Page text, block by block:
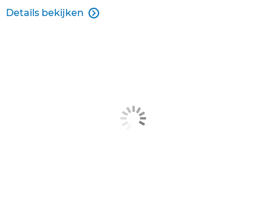
Details bekijken 